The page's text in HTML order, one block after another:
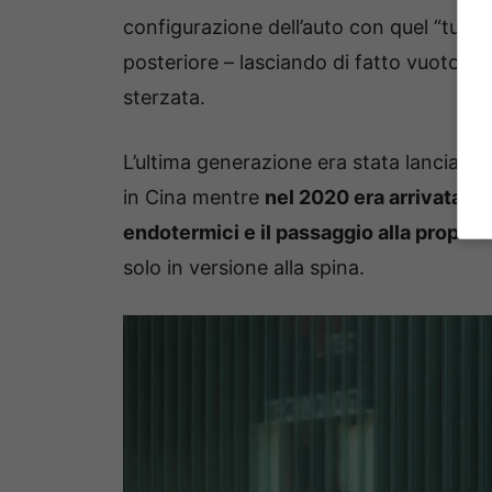
configurazione dell’auto con quel
posteriore – lasciando di fatto vuoto il
sterzata.
L’ultima generazione era stata lanciata
in Cina mentre nel 2020 era arrivata la
endotermici e il passaggio alla
solo in versione alla spina.